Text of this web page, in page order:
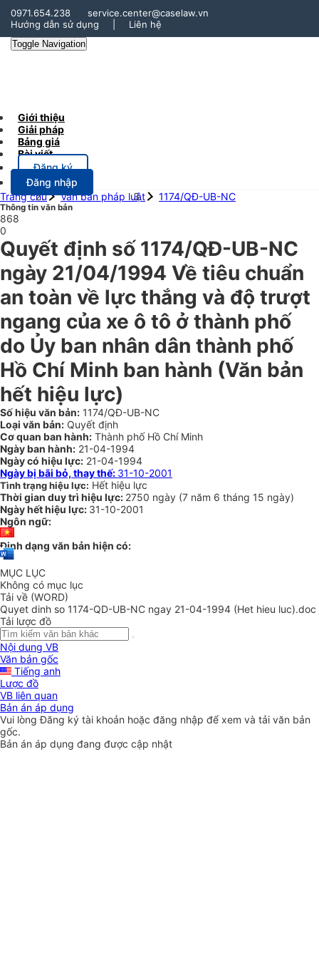
0971.654.238
service.center@caselaw.vn
Hướng dẫn sử dụng
Liên hệ
Toggle Navigation
Giới thiệu
Giải pháp
Bảng giá
Bài viết
Đăng ký
Đăng nhập
Trang chủ
Văn bản pháp luật 1174/QĐ-UB-NC
Thông tin văn bản
868
0
Quyết định số 1174/QĐ-UB-NC
ngày 21/04/1994 Về tiêu chuẩn
an toàn về lực thắng và độ trượt
ngang của xe ô tô ở thành phố
do Ủy ban nhân dân thành phố
Hồ Chí Minh ban hành (Văn bản
hết hiệu lực)
Số hiệu văn bản: 1174/QĐ-UB-NC
Loại văn bản: Quyết định
Cơ quan ban hành: Thành phố Hồ Chí Minh
Ngày ban hành: 21-04-1994
Ngày có hiệu lực: 21-04-1994
Ngày bị bãi bỏ, thay thế: 31-10-2001
Tình trạng hiệu lực: Hết hiệu lực
Thời gian duy trì hiệu lực: 2750 ngày (7 năm 6 tháng 15 ngày)
Ngày hết hiệu lực: 31-10-2001
Ngôn ngữ:
Định dạng văn bản hiện có:
MỤC LỤC
Không có mục lục
Tải về (WORD)
Quyet dinh so 1174-QD-UB-NC ngay 21-04-1994 (Het hieu luc).doc
Tải lược đồ
Nội dung VB
Văn bản gốc
Tiếng anh
Lược đồ
VB liên quan
Bản án áp dụng
Vui lòngĐăng ký tài khoản hoặc đăng nhập để xem và tải văn bản
gốc.
Bản án áp dụng đang được cập nhật